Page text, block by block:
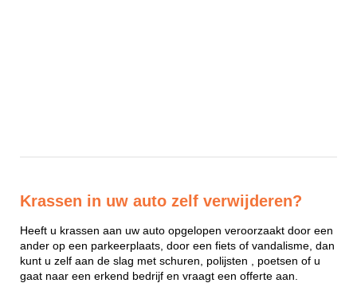
Krassen in uw auto zelf verwijderen?
Heeft u krassen aan uw auto opgelopen veroorzaakt door een
ander op een parkeerplaats, door een fiets of vandalisme, dan
kunt u zelf aan de slag met schuren, polijsten , poetsen of u
gaat naar een erkend bedrijf en vraagt een offerte aan.